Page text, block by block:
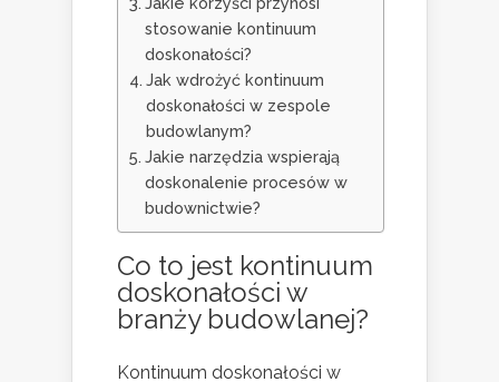
stosowanie kontinuum
doskonałości?
Jak wdrożyć kontinuum
doskonałości w zespole
budowlanym?
Jakie narzędzia wspierają
doskonalenie procesów w
budownictwie?
Co to jest kontinuum
doskonałości w
branży budowlanej?
Kontinuum doskonałości w